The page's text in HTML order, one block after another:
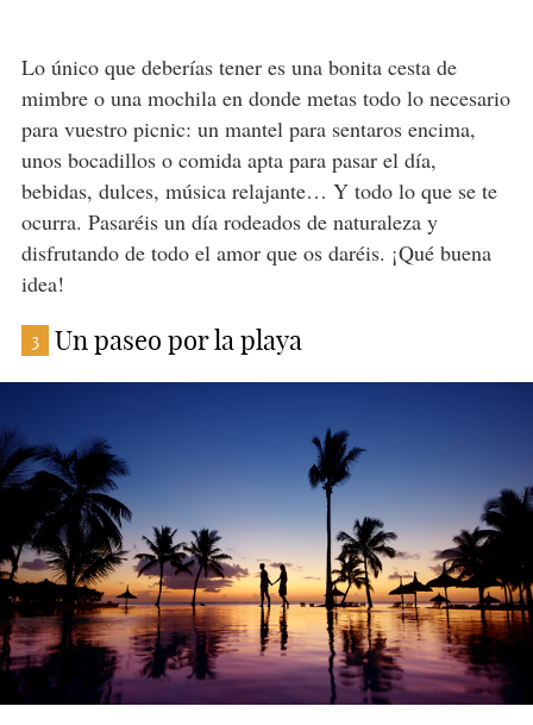
Lo único que deberías tener es una bonita cesta de
mimbre o una mochila en donde metas todo lo necesario
para vuestro picnic: un mantel para sentaros encima,
unos bocadillos o comida apta para pasar el día,
bebidas, dulces, música relajante… Y todo lo que se te
ocurra. Pasaréis un día rodeados de naturaleza y
disfrutando de todo el amor que os daréis. ¡Qué buena
idea!
3 Un paseo por la playa